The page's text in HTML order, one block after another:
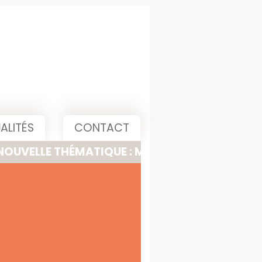
CONTACT
THÉMATIQUE : MEETING, PITCH &